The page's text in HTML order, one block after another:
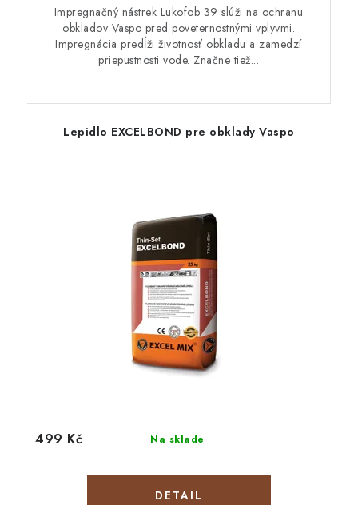
Impregnačný nástrek Lukofob 39 slúži na ochranu
obkladov Vaspo pred poveternostnými vplyvmi.
Impregnácia predĺži životnosť obkladu a zamedzí
priepustnosti vode. Značne tiež...
Lepidlo EXCELBOND pre obklady Vaspo
Na sklade
499 Kč
DETAIL